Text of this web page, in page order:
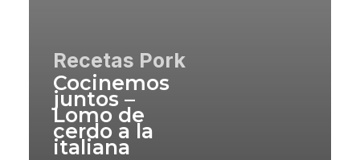
Recetas Pork
Cocinemos
juntos –
Lomo de
cerdo a la
italiana